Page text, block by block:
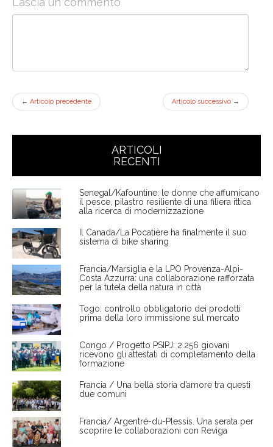
← Articolo precedente Articolo successivo →
ARTICOLI
RECENTI
Senegal/Kafountine: le donne che affumicano
il pesce, pilastro resiliente di una filiera ittica
alla ricerca di modernizzazione
Il Canada/La Pocatière ha finalmente il suo
sistema di bike sharing
Francia/Marsiglia e la LPO Provenza-Alpi-
Costa Azzurra: una collaborazione rafforzata
per la tutela della natura in città
Togo: controllo obbligatorio dei prodotti
prima della loro immissione sul mercato
Congo / Progetto PSIPJ: 2.256 giovani
ricevono gli attestati di completamento della
formazione
Francia / Una bella storia d’amore tra questi
due comuni
Francia/ Argentré-du-Plessis. Una serata per
scoprire le collaborazioni con Reviga